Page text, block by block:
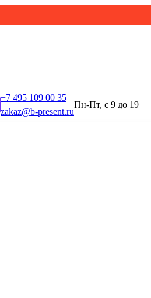
+7 495 109 00 35
zakaz@b-present.ru
Пн-Пт, с 9 до 19